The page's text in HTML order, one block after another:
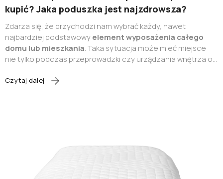
kupić? Jaka poduszka jest najzdrowsza?
Zdarza się, że przychodzi nam wybrać każdy, nawet
najbardziej podstawowyelement wyposażenia całego
domu lub mieszkania. Taka sytuacja może mieć miejsce
nie tylko podczas przeprowadzki czy urządzania wnętrza od
wymieniamy to, co znajduje
kłopotów. Dlaczego? Nawybór odpowiedniej poduszki do
ma wpływ wiele czynników, a każdy z nich niemal o
innym podłożu.
Czytaj dalej